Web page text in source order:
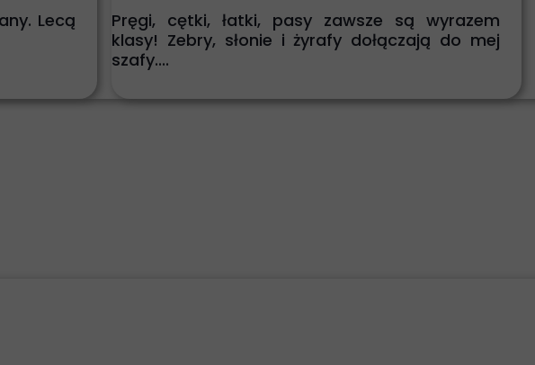
Lecą
Pręgi, cętki, łatki, pasy zawsze są wyrazem
klasy! Zebry, słonie i żyrafy dołączają do mej
szafy....